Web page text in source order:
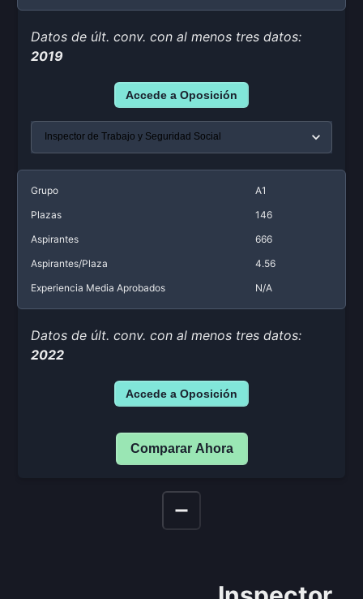
Datos de últ. conv. con al menos tres datos:
2019
Accede a Oposición
Grupo
A1
Plazas
146
Aspirantes
666
Aspirantes/Plaza
4.56
Experiencia Media Aprobados
N/A
Datos de últ. conv. con al menos tres datos:
2022
Accede a Oposición
Comparar Ahora